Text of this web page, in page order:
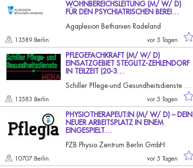
WOHNBEREICHSLEITUNG (M/ W/ D)
FÜR DEN PSYCHIATRISCHEN BEREI…
Agaplesion Bethanien Radeland
13589 Berlin vor 5 Tagen
PFLEGEFACHKRAFT (M/ W/ D)
EINSATZGEBIET STEGLITZ-ZEHLENDORF
IN TEILZEIT (20-3…
13583 Berlin vor 5 Tagen
PHYSIOTHERAPEUT:IN (M/ W/ D) – DEIN
NEUER ARBEITSPLATZ IN EINEM
EINGESPIELT…
PZB Physio Zentrum Berlin GmbH
10707 Berlin vor 5 Tagen